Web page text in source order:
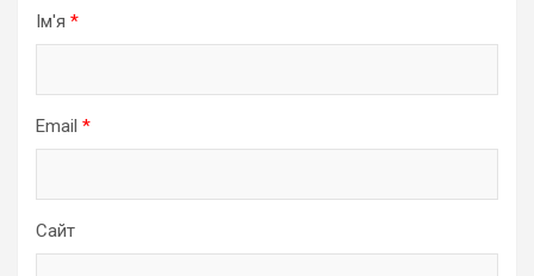
Ім'я *
Email *
Сайт